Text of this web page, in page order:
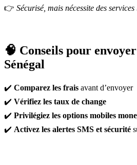
👉 Sécurisé, mais nécessite des
🧠 Conseils pour
Sénégal
✔️ Comparez les frais avant d’envoyer
✔️ Vérifiez les taux de change
✔️ Privilégiez les options mobiles
✔️ Activez les alertes SMS et sécurité